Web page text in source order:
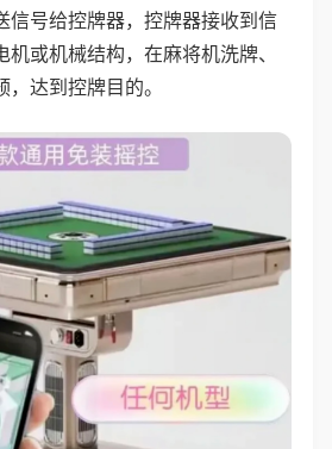
信号给控牌器，控牌器接收到信
或机械结构，在麻将机洗牌、
达到控牌目的。